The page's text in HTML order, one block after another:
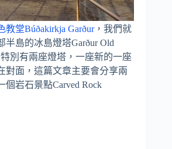
教堂Búðakirkja Garður，我們就
半島的冰島燈塔Garður Old
別有兩座燈塔，一座新的一座
對面，這篇文章主要會分享兩
個岩石景點Carved Rock